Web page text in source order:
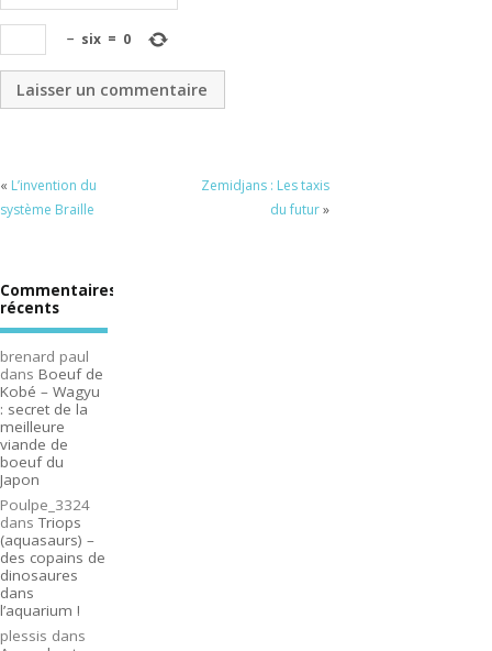
− six = 0
« L’invention du
système Braille
Zemidjans : Les taxis
du futur»
Commentaires
récents
brenard paul
dans Boeuf de
Kobé – Wagyu
: secret de la
meilleure
viande de
boeuf du
Japon
Poulpe_3324
dansTriops
(aquasaurs) –
des copains de
dinosaures
dans
l’aquarium !
plessis dans